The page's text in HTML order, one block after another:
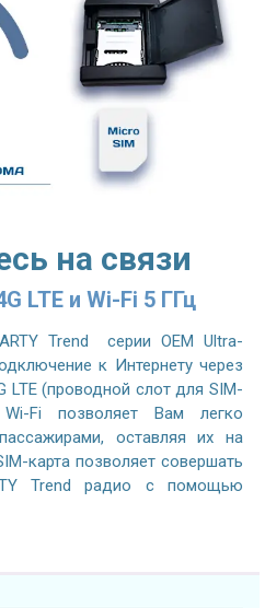
на связи
LTE и Wi-Fi 5 ГГц
Trend серии OEM Ultra-
к Интернету через
LTE (проводной слот для SIM-
Fi позволяет Вам легко
оставляя их на
карта позволяет совершать
Trend радио с помощью